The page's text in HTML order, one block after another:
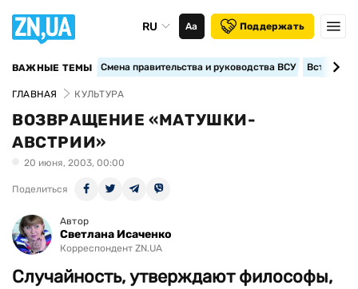
RU Аа Поддержать
ВАЖНЫЕ ТЕМЫ Смена правительства и руководства ВСУ
ГЛАВНАЯ КУЛЬТУРА
ВОЗВРАЩЕНИЕ «МАТУШКИ-
АВСТРИИ»
20 июня, 2003, 00:00
Поделиться
Автор
Светлана Исаченко
Корреспондент ZN.UA
Случайность, утверждают философы,